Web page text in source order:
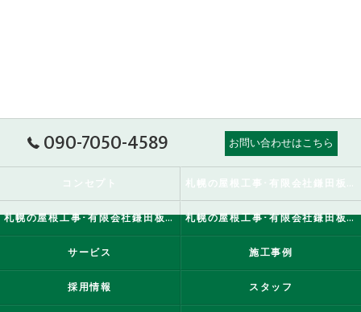
090-7050-4589 お問い合わせはこちら
コンセプト
札幌の屋根工事･有限会社鎌田板金工業の評判 札幌の屋根工事･有限会社鎌田板金工業のお客様の声
サービス 施工事例
採用情報 スタッフ